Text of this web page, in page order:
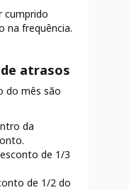
cumprido
na frequência.
atrasos
do mês são
da
de 1/3
de 1/2 do